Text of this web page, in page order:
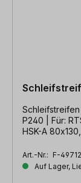
Schleifstreifen
P240 | Für:
HSK-A
Art.-Nr.: F-
Auf Lager,